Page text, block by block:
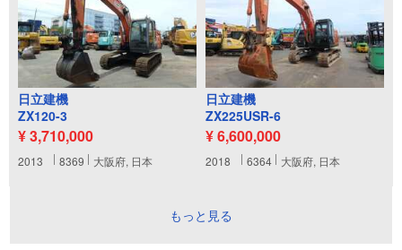
日立建機
ZX120-3
¥ 3,710,000
2013 8369 大阪府, 日本
日立建機
ZX225USR-6
¥ 6,600,000
2018 6364 大阪府, 日本
もっと見る